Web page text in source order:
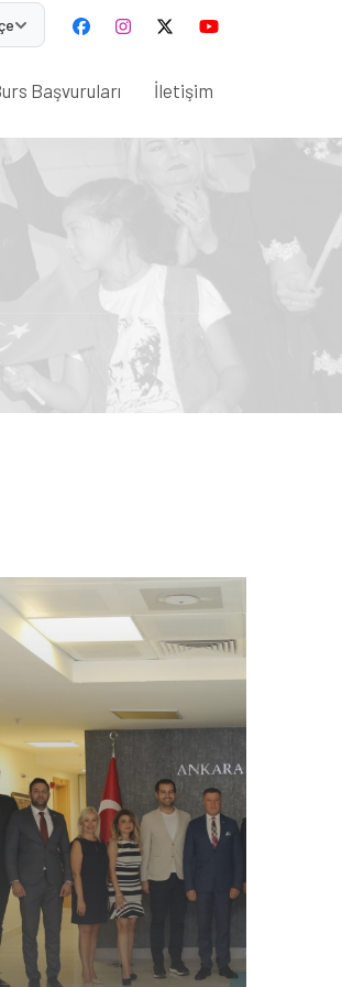
Başvuruları İletişim